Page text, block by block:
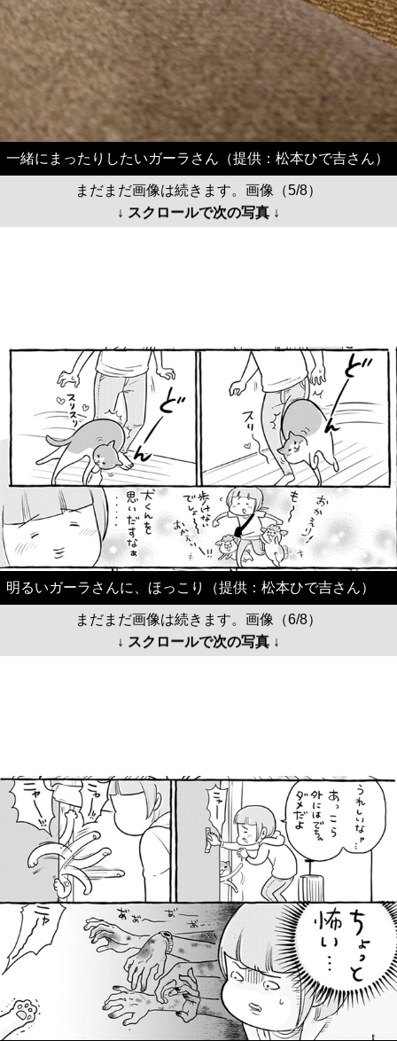
一緒にまったりしたいガーラさん（提供：松本ひで吉さん）
まだまだ画像は続きます。画像（5/8）
↓ スクロールで次の写真 ↓
明るいガーラさんに、ほっこり（提供：松本ひで吉さん）
まだまだ画像は続きます。画像（6/8）
↓ スクロールで次の写真 ↓